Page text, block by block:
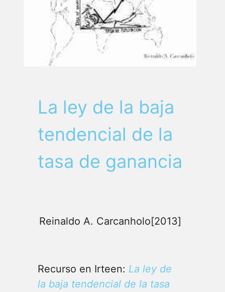
La ley de la baja
tendencial de la
tasa de ganancia
Reinaldo A. Carcanholo[2013]
Recurso en Irteen: La ley de
la baja tendencial de la tasa